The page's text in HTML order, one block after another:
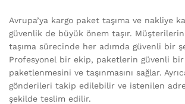
Avrupa’ya kargo paket taşıma ve nakliye
güvenlik de büyük önem taşır.
taşıma sürecinde her adımda güvenli bir
Profesyonel bir ekip, paketlerin güvenli
paketlenmesini ve taşınmasını sağlar.
gönderileri takip edilebilir ve istenilen
şekilde teslim edilir.